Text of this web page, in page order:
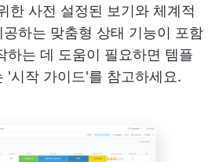
한 사전 설정된 보기와 체계적
하는 맞춤형 상태 기능이 포함
하는 데 도움이 필요하면 템플
'시작 가이드'를 참고하세요.